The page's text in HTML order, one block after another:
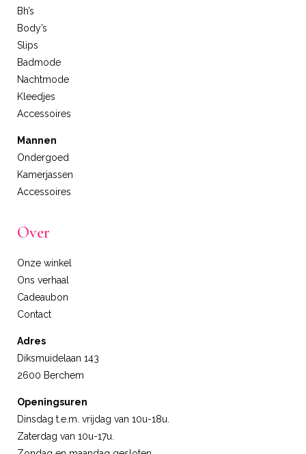
Bh’s
Body’s
Slips
Badmode
Nachtmode
Kleedjes
Accessoires
Mannen
Ondergoed
Kamerjassen
Accessoires
Over
Onze winkel
Ons verhaal
Cadeaubon
Contact
Adres
Diksmuidelaan 143
2600 Berchem
Openingsuren
Dinsdag t.e.m. vrijdag van 10u-18u.
Zaterdag van 10u-17u.